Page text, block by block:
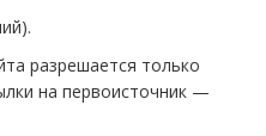
разрешается только
на первоисточник —